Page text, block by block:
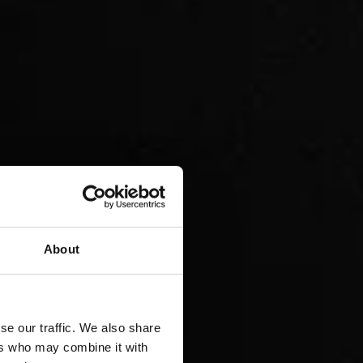
About
our traffic. We also share
who may combine it with